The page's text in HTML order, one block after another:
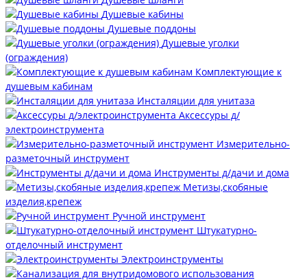
Душевые кабины
Душевые поддоны
Душевые уголки
(ограждения)
Комплектующие к
душевым кабинам
Инсталяции для унитаза
Аксессуры д/
электроинструмента
Измерительно-
разметочный инструмент
Инструменты д/дачи и дома
Метизы,скобяные
изделия,крепеж
Ручной инструмент
Штукатурно-
отделочный инструмент
Электроинструменты